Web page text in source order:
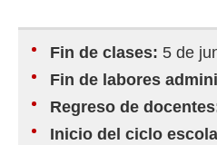
Fin de clases: 5 de
Fin de labores
Regreso de
Inicio del ciclo